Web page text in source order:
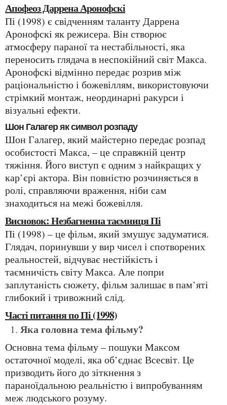
Апофеоз Даррена Аронофскі
Пі (1998) є свідченням таланту Даррена
Аронофскі як режисера. Він створює
атмосферу параної та нестабільності, яка
переносить глядача в неспокійний світ Макса.
Аронофскі відмінно передає розрив між
раціональністю і божевіллям, використовуючи
стрімкий монтаж, неординарні ракурси і
візуальні ефекти.
Шон Галагер як символ розпаду
Шон Галагер, який майстерно передає розпад
особистості Макса, – це справжній центр
тяжіння. Його виступ є одним з найкращих у
кар’єрі актора. Він повністю розчиняється в
ролі, справляючи враження, ніби сам
знаходиться на межі божевілля.
Висновок: Незбагненна таємниця Пі
Пі (1998) – це фільм, який змушує задуматися.
Глядач, поринувши у вир чисел і спотворених
реальностей, відчуває нестійкість і
таємничість світу Макса. Але попри
заплутаність сюжету, фільм залишає в пам’яті
глибокий і тривожний слід.
Часті питання по Пі (1998)
Яка головна тема фільму?
Основна тема фільму – пошуки Максом
остаточної моделі, яка об’єднає Всесвіт. Це
призводить його до зіткнення з
параноїдальною реальністю і випробуванням
меж людського розуму.